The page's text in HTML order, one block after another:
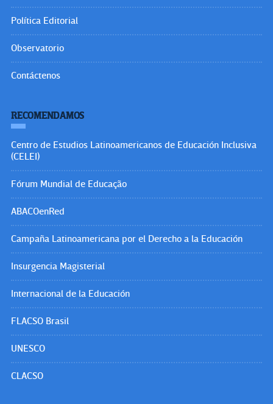
Política Editorial
Observatorio
Contáctenos
RECOMENDAMOS
Centro de Estudios Latinoamericanos de Educación Inclusiva
(CELEI)
Fórum Mundial de Educação
ABACOenRed
Campaña Latinoamericana por el Derecho a la Educación
Insurgencia Magisterial
Internacional de la Educación
FLACSO Brasil
UNESCO
CLACSO